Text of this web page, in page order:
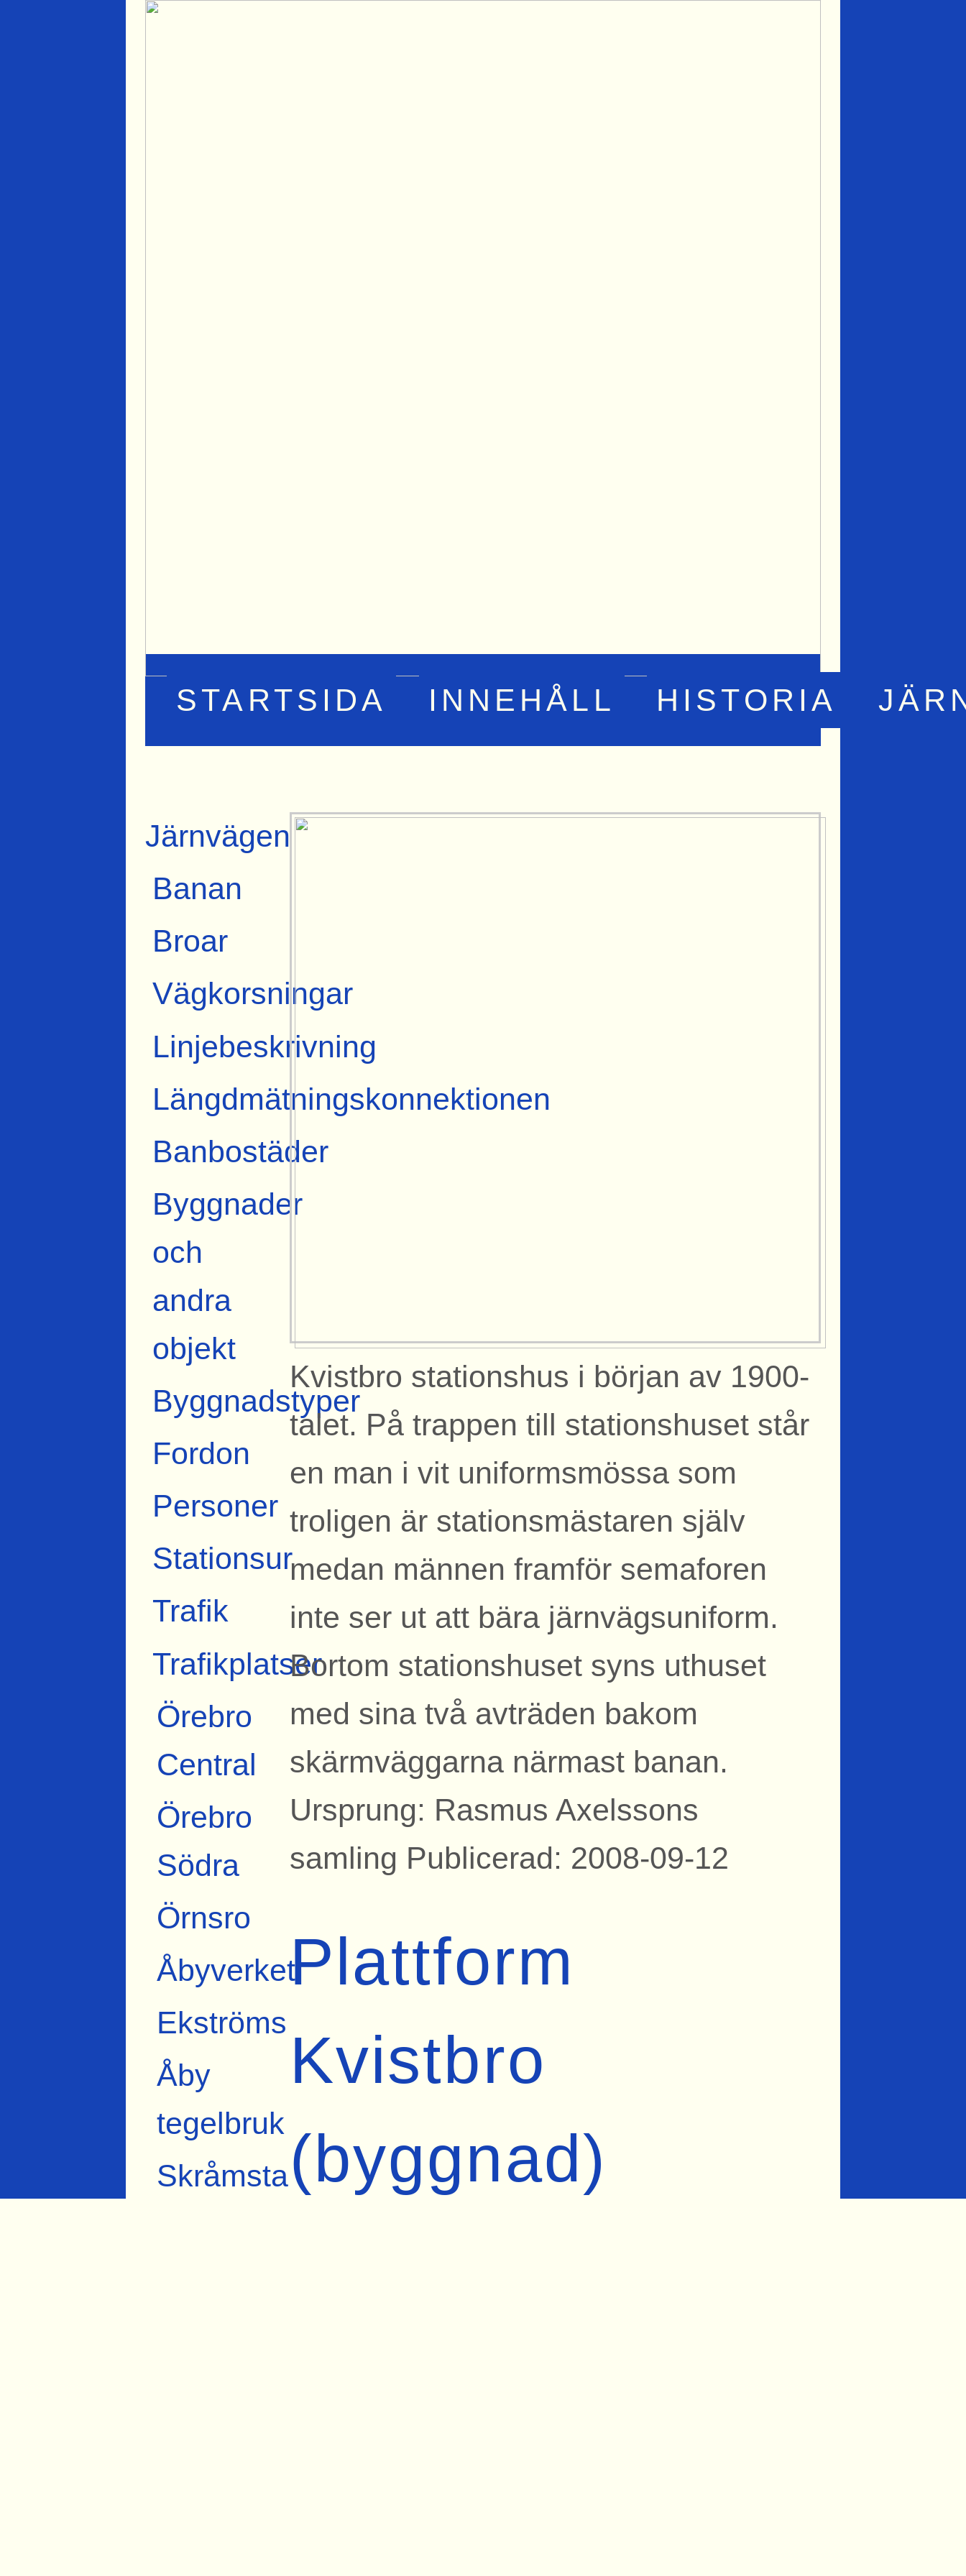
STARTSIDA INNEHÅLL HISTORIA
Järnvägen
Banan
Broar
Vägkorsningar
Linjebeskrivning
Längdmätningskonnektionen
Banbostäder
Byggnader
och
andra
objekt
Byggnadstyper
Fordon
Personer
Stationsur
Trafik
Trafikplatser
Örebro
Central
Örebro
Södra
Örnsro
Åbyverket
Ekströms
Åby
tegelbruk
Skråmsta
Kvistbro stationshus i början av 1900-
talet. På trappen till stationshuset står
en man i vit uniformsmössa som
troligen är stationsmästaren själv
medan männen framför semaforen
inte ser ut att bära järnvägsuniform.
Bortom stationshuset syns uthuset
med sina två avträden bakom
skärmväggarna närmast banan.
Ursprung: Rasmus Axelssons
samling Publicerad: 2008-09-12
Plattform
Kvistbro
(byggnad)